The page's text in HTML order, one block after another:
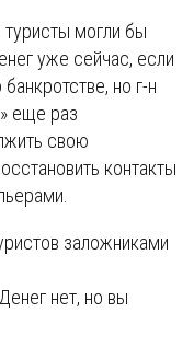
могли бы
уже сейчас, если
но г-н
еще раз
свою
контакты
заложниками
нет, но вы